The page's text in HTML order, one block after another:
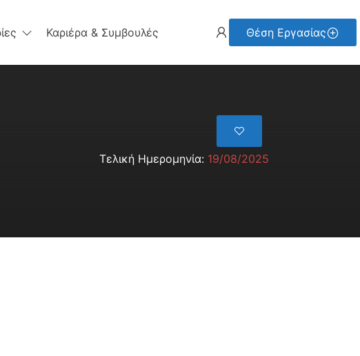
Καριέρα & Συμβουλές Θέση Εργασίας
Τελική Ημερομηνία: 19/08/2025